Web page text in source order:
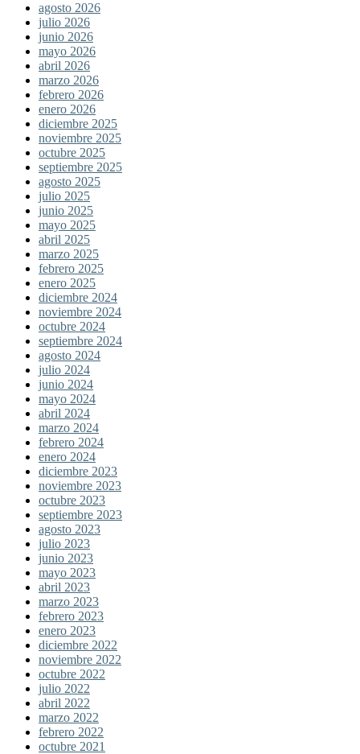
agosto 2026
julio 2026
junio 2026
mayo 2026
abril 2026
marzo 2026
febrero 2026
enero 2026
diciembre 2025
noviembre 2025
octubre 2025
septiembre 2025
agosto 2025
julio 2025
junio 2025
mayo 2025
abril 2025
marzo 2025
febrero 2025
enero 2025
diciembre 2024
noviembre 2024
octubre 2024
septiembre 2024
agosto 2024
julio 2024
junio 2024
mayo 2024
abril 2024
marzo 2024
febrero 2024
enero 2024
diciembre 2023
noviembre 2023
octubre 2023
septiembre 2023
agosto 2023
julio 2023
junio 2023
mayo 2023
abril 2023
marzo 2023
febrero 2023
enero 2023
diciembre 2022
noviembre 2022
octubre 2022
julio 2022
abril 2022
marzo 2022
febrero 2022
octubre 2021